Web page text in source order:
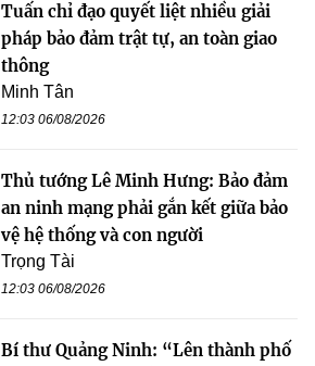
Tuấn chỉ đạo quyết liệt nhiều giải
pháp bảo đảm trật tự, an toàn giao
thông
Minh Tân
12:03 06/08/2026
Thủ tướng Lê Minh Hưng: Bảo đảm
an ninh mạng phải gắn kết giữa bảo
vệ hệ thống và con người
Trọng Tài
12:03 06/08/2026
Bí thư Quảng Ninh: “Lên thành phố